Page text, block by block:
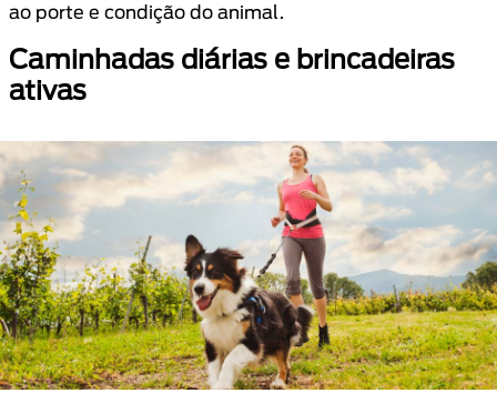
ao porte e condição do animal.
Caminhadas diárias e brincadeiras
ativas